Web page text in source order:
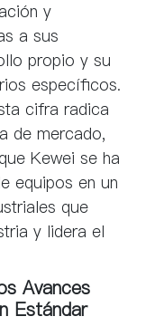
y
a sus
propio y su
específicos.
cifra radica
de mercado,
Kewei se ha
equipos en un
que
y lidera el
Avances
Estándar